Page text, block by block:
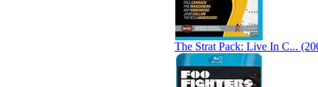
The Strat Pack: Live In C...